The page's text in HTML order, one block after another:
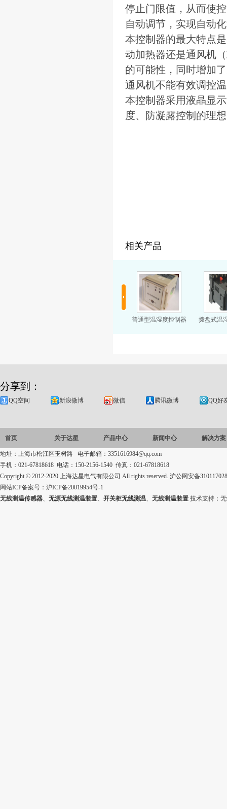
停止门限值，从而使
自动调节，实现自动
本控制器的最大特点
动加热器还是通风机
的可能性，同时增加
通风机不能有效调控
本控制器采用液晶显
度、防凝露控制的理
相关产品
普通型温湿度控制器 拨盘式温
分享到：
QQ空间 新浪微博 微信 腾讯微博 QQ好
首页 关于达星 产品中心 新闻中心 解决方案
地址：上海市松江区玉树路 电子邮箱：3351616984@qq.com
手机：021-67818618 电话：150-2156-1540 传真：021-67818618
Copyright © 2012-2020 上海达星电气有限公司 All rights reserved. 沪公网安备
网站ICP备案号： 沪ICP备20019954号-1
无线测温传感器、 无源无线测温装置、 开关柜无线测温、 无线测温装置 技术支持：